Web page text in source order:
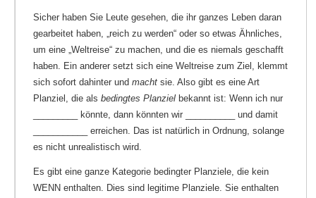
Sicher haben Sie Leute gesehen, die ihr ganzes Leben daran
gearbeitet haben, „reich zu werden“ oder so etwas Ähnliches,
um eine „Weltreise“ zu machen, und die es niemals geschafft
haben. Ein anderer setzt sich eine Weltreise zum Ziel, klemmt
sich sofort dahinter und macht sie. Also gibt es eine Art
Planziel, die als bedingtes Planziel bekannt ist: Wenn ich nur
_________ könnte, dann könnten wir __________ und damit
___________ erreichen. Das ist natürlich in Ordnung, solange
es nicht unrealistisch wird.
Es gibt eine ganze Kategorie bedingter Planziele, die kein
WENN enthalten. Dies sind legitime Planziele. Sie enthalten